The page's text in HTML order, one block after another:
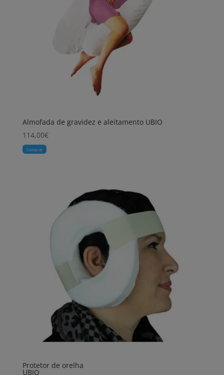
Almofada de gravidez e aleitamento UBIO
114,00€
Comprar
Protetor de orelha
UBIO